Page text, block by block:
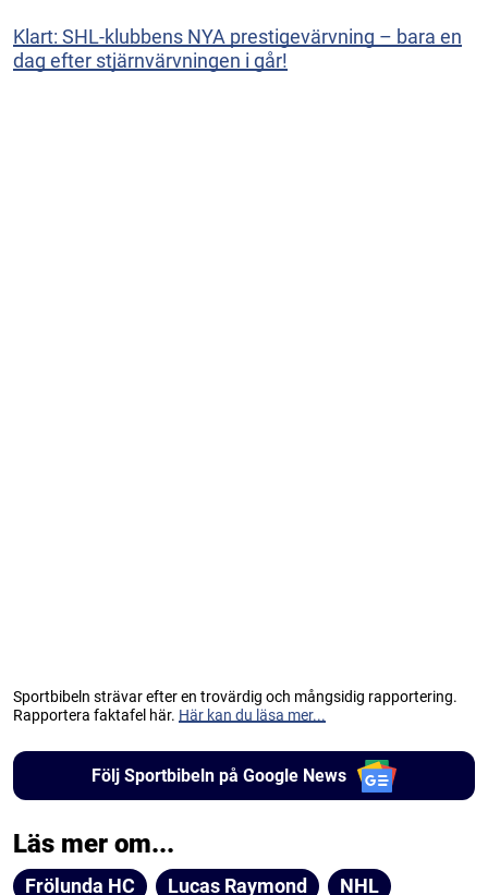
Klart: SHL-klubbens NYA prestigevärvning – bara en
dag efter stjärnvärvningen i går!
Sportbibeln strävar efter en trovärdig och mångsidig rapportering.
Rapportera faktafel här. Här kan du läsa mer...
Följ Sportbibeln på Google News
Läs mer om...
Frölunda HC Lucas Raymond NHL